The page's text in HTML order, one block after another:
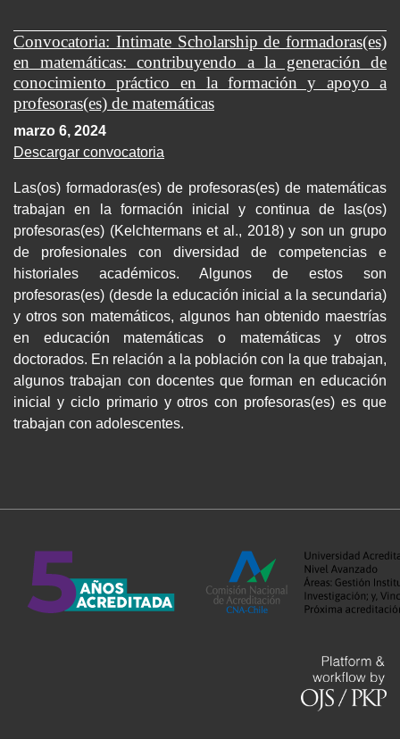
Convocatoria: Intimate Scholarship de formadoras(es)
en matemáticas: contribuyendo a la generación de
conocimiento práctico en la formación y apoyo a
profesoras(es) de matemáticas
marzo 6, 2024
Descargar convocatoria
Las(os) formadoras(es) de profesoras(es) de matemáticas
trabajan en la formación inicial y continua de las(os)
profesoras(es) (Kelchtermans et al., 2018) y son un grupo
de profesionales con diversidad de competencias e
historiales académicos. Algunos de estos son
profesoras(es) (desde la educación inicial a la secundaria)
y otros son matemáticos, algunos han obtenido maestrías
en educación matemáticas o matemáticas y otros
doctorados. En relación a la población con la que trabajan,
algunos trabajan con docentes que forman en educación
inicial y ciclo primario y otros con profesoras(es) es que
trabajan con adolescentes.